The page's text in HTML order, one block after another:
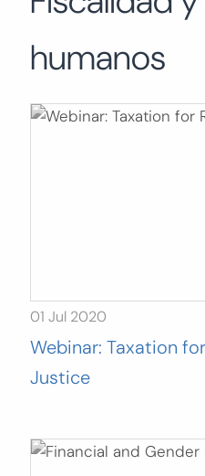
humanos
01 Jul 2020
Webinar: Taxation
Justice